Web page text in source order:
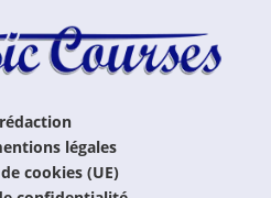
légales
cookies (UE)